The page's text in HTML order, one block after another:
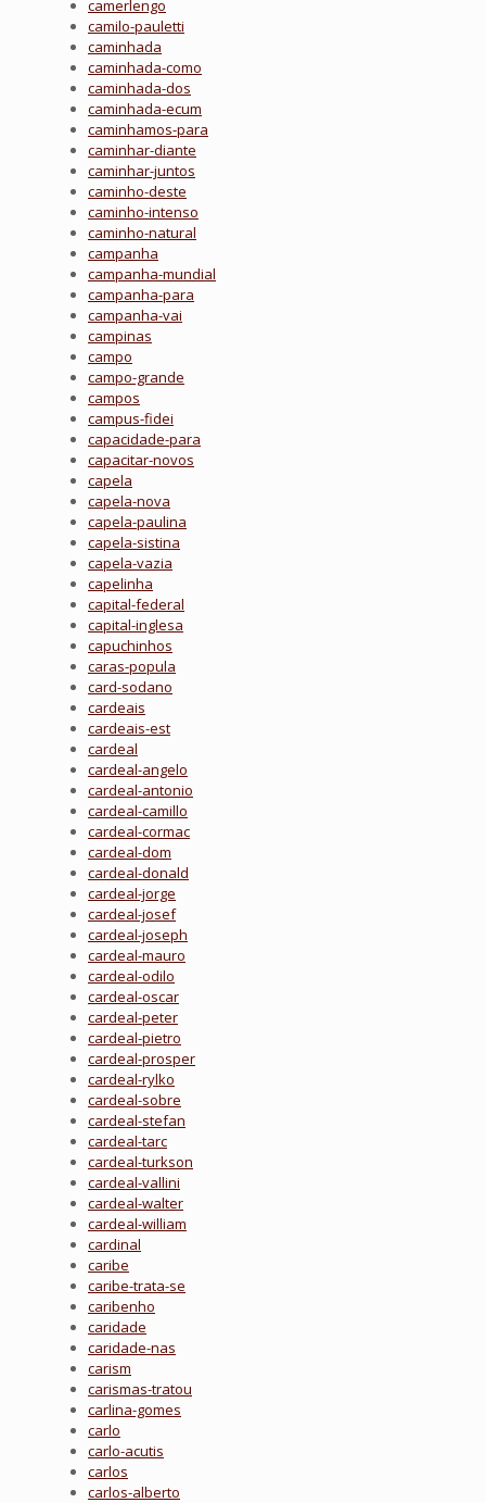
camerlengo
camilo-pauletti
caminhada
caminhada-como
caminhada-dos
caminhada-ecum
caminhamos-para
caminhar-diante
caminhar-juntos
caminho-deste
caminho-intenso
caminho-natural
campanha
campanha-mundial
campanha-para
campanha-vai
campinas
campo
campo-grande
campos
campus-fidei
capacidade-para
capacitar-novos
capela
capela-nova
capela-paulina
capela-sistina
capela-vazia
capelinha
capital-federal
capital-inglesa
capuchinhos
caras-popula
card-sodano
cardeais
cardeais-est
cardeal
cardeal-angelo
cardeal-antonio
cardeal-camillo
cardeal-cormac
cardeal-dom
cardeal-donald
cardeal-jorge
cardeal-josef
cardeal-joseph
cardeal-mauro
cardeal-odilo
cardeal-oscar
cardeal-peter
cardeal-pietro
cardeal-prosper
cardeal-rylko
cardeal-sobre
cardeal-stefan
cardeal-tarc
cardeal-turkson
cardeal-vallini
cardeal-walter
cardeal-william
cardinal
caribe
caribe-trata-se
caribenho
caridade
caridade-nas
carism
carismas-tratou
carlina-gomes
carlo
carlo-acutis
carlos
carlos-alberto